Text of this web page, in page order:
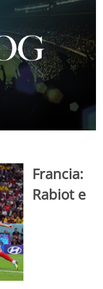
Francia:
Rabiot e